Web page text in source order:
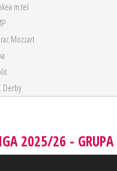
m:tel
Mozzart
Derby
2025/26 - GRUPA